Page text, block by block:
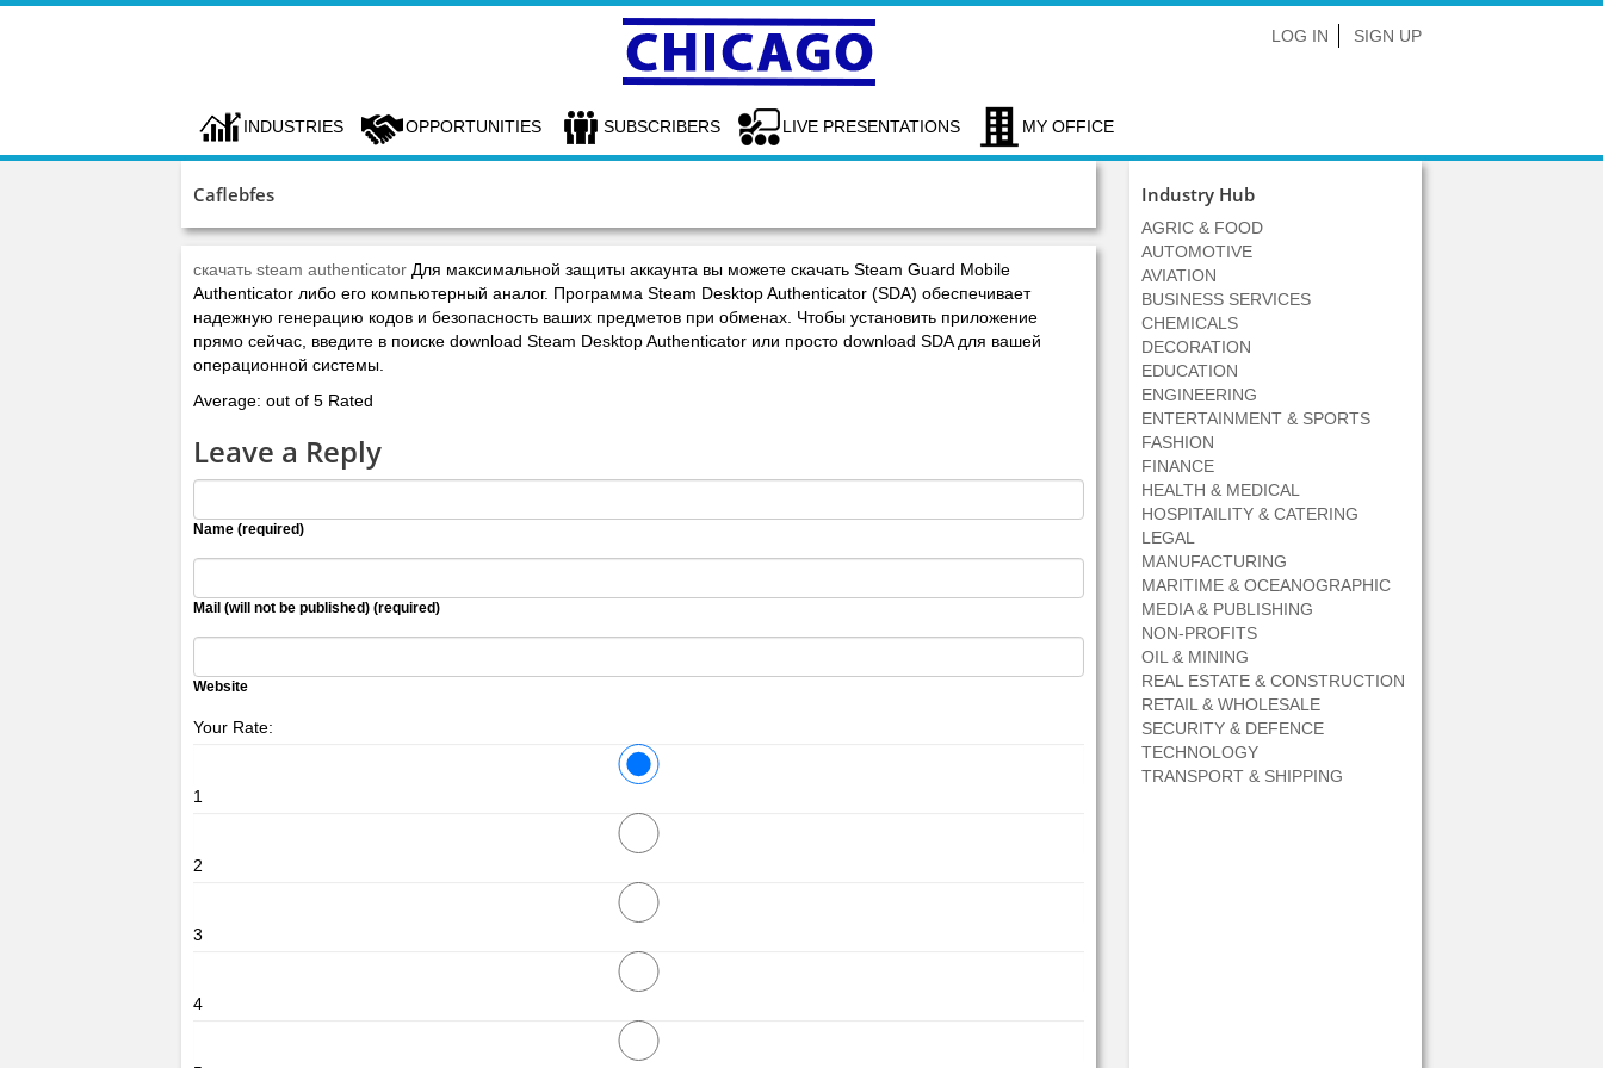
LOG IN SIGN UP
INDUSTRIES OPPORTUNITIES SUBSCRIBERS LIVE PRESENTATIONS MY OFFICE
Caflebfes
скачать steam authenticator Для максимальной защиты аккаунта вы можете скачать Steam Guard Mobile
Authenticator либо его компьютерный аналог. Программа Steam Desktop Authenticator (SDA) обеспечивает
надежную генерацию кодов и безопасность ваших предметов при обменах. Чтобы установить приложение
прямо сейчас, введите в поиске download Steam Desktop Authenticator или просто download SDA для вашей
операционной системы.
Average: out of 5 Rated
Leave a Reply
Name (required)
Mail (will not be published) (required)
Website
Your Rate:
1
2
3
4
Industry Hub
AGRIC & FOOD
AUTOMOTIVE
AVIATION
BUSINESS SERVICES
CHEMICALS
DECORATION
EDUCATION
ENGINEERING
ENTERTAINMENT & SPORTS
FASHION
FINANCE
HEALTH & MEDICAL
HOSPITAILITY & CATERING
LEGAL
MANUFACTURING
MARITIME & OCEANOGRAPHIC
MEDIA & PUBLISHING
NON-PROFITS
OIL & MINING
REAL ESTATE & CONSTRUCTION
RETAIL & WHOLESALE
SECURITY & DEFENCE
TECHNOLOGY
TRANSPORT & SHIPPING